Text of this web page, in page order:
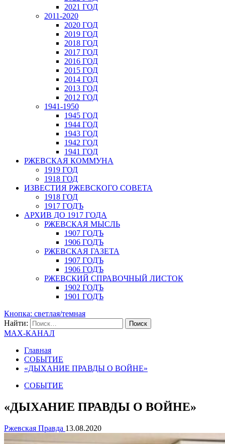
2021 ГОД
2011-2020
2020 ГОД
2019 ГОД
2018 ГОД
2017 ГОД
2016 ГОД
2015 ГОД
2014 ГОД
2013 ГОД
2012 ГОД
1941-1950
1945 ГОД
1944 ГОД
1943 ГОД
1942 ГОД
1941 ГОД
РЖЕВСКАЯ КОММУНА
1919 ГОД
1918 ГОД
ИЗВЕСТИЯ РЖЕВСКОГО СОВЕТА
1918 ГОД
1917 ГОДЪ
АРХИВ ДО 1917 ГОДА
РЖЕВСКАЯ МЫСЛЬ
1907 ГОДЪ
1906 ГОДЪ
РЖЕВСКАЯ ГАЗЕТА
1907 ГОДЪ
1906 ГОДЪ
РЖЕВСКИЙ СПРАВОЧНЫЙ ЛИСТОК
1902 ГОДЪ
1901 ГОДЪ
Кнопка: светлая/темная
Найти:
MAX-КАНАЛ
Главная
СОБЫТИЕ
«ДЫХАНИЕ ПРАВДЫ О ВОЙНЕ»
СОБЫТИЕ
«ДЫХАНИЕ ПРАВДЫ О ВОЙНЕ»
Ржевская Правда 13.08.2020